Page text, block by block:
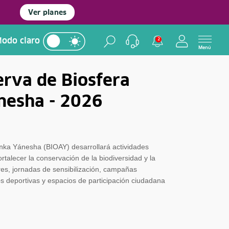
Ver planes
claro 2
Menú
de Biosfera
- 2026
Yánesha (BIOAY) desarrollará actividades
la conservación de la biodiversidad y la
jornadas de sensibilización, campañas
deportivas y espacios de participación ciudadana